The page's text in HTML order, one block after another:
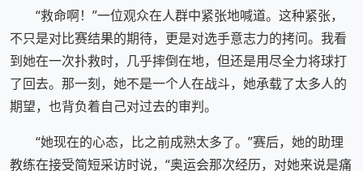
“救命啊！”一位观众在人群中紧张地喊道。这种紧张，
不只是对比赛结果的期待，更是对选手意志力的拷问。我看
到她在一次扑救时，几乎摔倒在地，但还是用尽全力将球打
了回去。那一刻，她不是一个人在战斗，她承载了太多人的
期望，也背负着自己对过去的审判。
“她现在的心态，比之前成熟太多了。”赛后，她的助理
教练在接受简短采访时说，“奥运会那次经历，对她来说是痛